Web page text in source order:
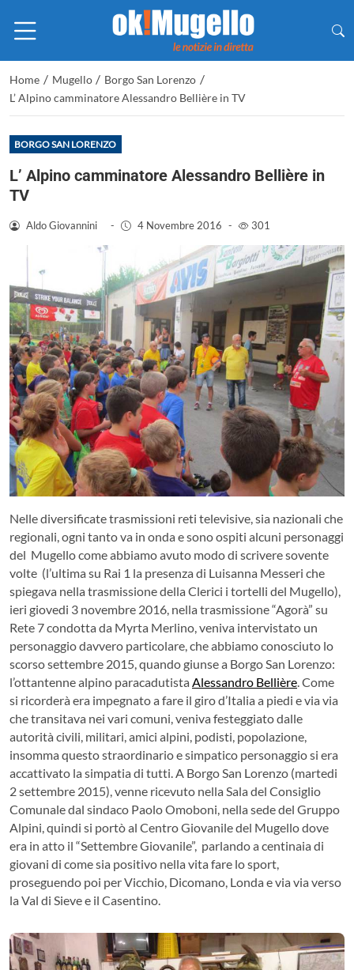
Home / Mugello / Borgo San Lorenzo /
L’ Alpino camminatore Alessandro Bellière in TV
BORGO SAN LORENZO
L’ Alpino camminatore Alessandro Bellière in
TV
Aldo Giovannini - 4 Novembre 2016 - 301
Nelle diversificate trasmissioni reti televisive, sia nazionali che
regionali, ogni tanto va in onda e sono ospiti alcuni personaggi
del Mugello come abbiamo avuto modo di scrivere sovente
volte (l’ultima su Rai 1 la presenza di Luisanna Messeri che
spiegava nella trasmissione della Clerici i tortelli del Mugello),
ieri giovedi 3 novembre 2016, nella trasmissione “Agorà” su
Rete 7 condotta da Myrta Merlino, veniva intervistato un
personaggio davvero particolare, che abbiamo conosciuto lo
scorso settembre 2015, quando giunse a Borgo San Lorenzo:
l’ottantenne alpino paracadutista Alessandro Bellière. Come
si ricorderà era impegnato a fare il giro d’Italia a piedi e via via
che transitava nei vari comuni, veniva festeggiato dalle
autorità civili, militari, amici alpini, podisti, popolazione,
insomma questo straordinario e simpatico personaggio si era
accattivato la simpatia di tutti. A Borgo San Lorenzo (martedi
2 settembre 2015), venne ricevuto nella Sala del Consiglio
Comunale dal sindaco Paolo Omoboni, nella sede del Gruppo
Alpini, quindi si portò al Centro Giovanile del Mugello dove
era in atto il “Settembre Giovanile”, parlando a centinaia di
giovani di come sia positivo nella vita fare lo sport,
proseguendo poi per Vicchio, Dicomano, Londa e via via verso
la Val di Sieve e il Casentino.